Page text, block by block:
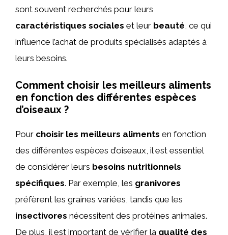
sont souvent recherchés pour leurs
caractéristiques sociales et leur beauté , ce qui
influence l’achat de produits spécialisés adaptés à
leurs besoins.
Comment choisir les meilleurs aliments
en fonction des différentes espèces
d’oiseaux ?
Pour choisir les meilleurs aliments en fonction
des différentes espèces d’oiseaux, il est essentiel
de considérer leurs besoins nutritionnels
spécifiques. Par exemple, les granivores
préfèrent les graines variées, tandis que les
insectivores nécessitent des protéines animales.
De plus, il est important de vérifier la qualité des